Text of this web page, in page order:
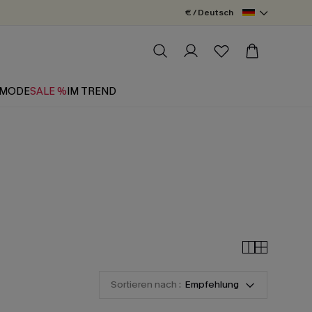
€ / Deutsch
SALE %IM TREND
Sortieren nach : Empfehlung